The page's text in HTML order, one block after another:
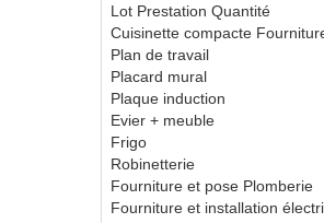
Lot Prestation Quantité
Cuisinette compacte
Plan de travail
Placard mural
Plaque induction
Evier + meuble
Frigo
Robinetterie
Fourniture et pose Plomberie
Fourniture et installation